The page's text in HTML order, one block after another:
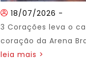
18/07/2026 -
3 Corações leva o
coração da Arena
leia mais >